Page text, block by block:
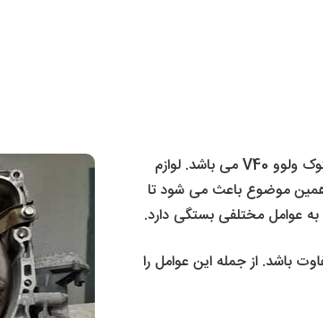
قیمت لوازم استوک از جمله مهم ترین فاکتورها حین خرید گیربکس استوک ولوو V40 می باشد. لوازم
همین موضوع باعث می شود تا
باعث می شوند تا در لحظه قیمت گیربکس ولوو وی 40 متفاوت باشد. از جمله این عوامل را